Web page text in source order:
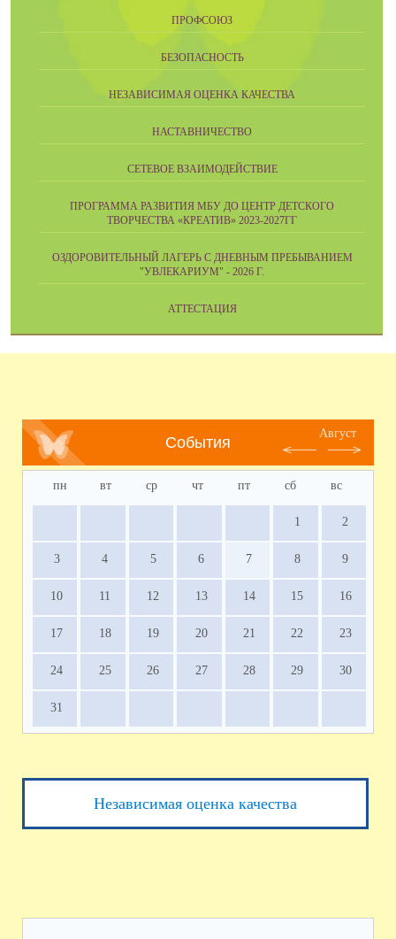
ПРОФСОЮЗ
БЕЗОПАСНОСТЬ
НЕЗАВИСИМАЯ ОЦЕНКА КАЧЕСТВА
НАСТАВНИЧЕСТВО
СЕТЕВОЕ ВЗАИМОДЕЙСТВИЕ
ПРОГРАММА РАЗВИТИЯ МБУ ДО ЦЕНТР ДЕТСКОГО
ТВОРЧЕСТВА «КРЕАТИВ» 2023-2027ГГ
ОЗДОРОВИТЕЛЬНЫЙ ЛАГЕРЬ С ДНЕВНЫМ ПРЕБЫВАНИЕМ
"УВЛЕКАРИУМ" - 2026 Г.
АТТЕСТАЦИЯ
События
Август
пн вт ср чт пт сб вс
1 2
3 4 5 6 7 8 9
10 11 12 13 14 15 16
17 18 19 20 21 22 23
24 25 26 27 28 29 30
31
Независимая оценка качества